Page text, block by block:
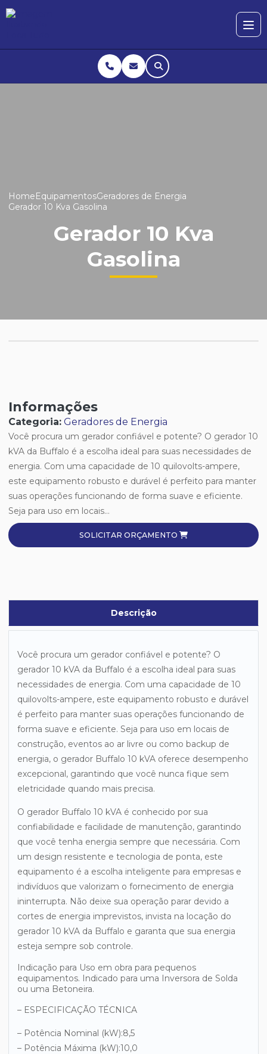
HomeEquipamentosGeradores de Energia
Gerador 10 Kva Gasolina
Gerador 10 Kva
Gasolina
Informações
Categoria: Geradores de Energia
Você procura um gerador confiável e potente? O gerador 10
kVA da Buffalo é a escolha ideal para suas necessidades de
energia. Com uma capacidade de 10 quilovolts-ampere,
este equipamento robusto e durável é perfeito para manter
suas operações funcionando de forma suave e eficiente.
Seja para uso em locais...
SOLICITAR ORÇAMENTO
Descrição
Você procura um gerador confiável e potente? O
gerador 10 kVA da Buffalo é a escolha ideal para suas
necessidades de energia. Com uma capacidade de 10
quilovolts-ampere, este equipamento robusto e durável
é perfeito para manter suas operações funcionando de
forma suave e eficiente. Seja para uso em locais de
construção, eventos ao ar livre ou como backup de
energia, o gerador Buffalo 10 kVA oferece desempenho
excepcional, garantindo que você nunca fique sem
eletricidade quando mais precisa.
O gerador Buffalo 10 kVA é conhecido por sua
confiabilidade e facilidade de manutenção, garantindo
que você tenha energia sempre que necessária. Com
um design resistente e tecnologia de ponta, este
equipamento é a escolha inteligente para empresas e
indivíduos que valorizam o fornecimento de energia
ininterrupta. Não deixe sua operação parar devido a
cortes de energia imprevistos, invista na locação do
gerador 10 kVA da Buffalo e garanta que sua energia
esteja sempre sob controle.
Indicação para Uso em obra para pequenos
equipamentos. Indicado para uma Inversora de Solda
ou uma Betoneira.
– ESPECIFICAÇÃO TÉCNICA
– Potência Nominal (kW):8,5
– Potência Máxima (kW):10,0